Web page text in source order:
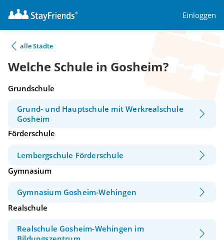
Einloggen
alle Städte
Welche Schule in Gosheim?
Grundschule
Grund- und Hauptschule mit Werkrealschule
Gosheim
Förderschule
Lembergschule Förderschule
Gymnasium
Gymnasium Gosheim-Wehingen
Realschule
Realschule Gosheim-Wehingen im